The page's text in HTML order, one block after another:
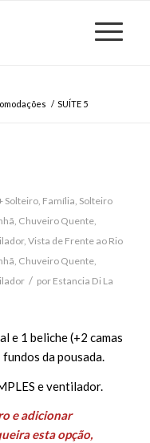
/ SUÍTE 5
Solteiro, Família, Solteiro
, Chuveiro Quente,
, Vista de Frente ao Rio
, Chuveiro Quente,
/ por Estancia Di La
e 1 beliche (+2 camas
da pousada.
e ventilador.
e adicionar
esta opção,